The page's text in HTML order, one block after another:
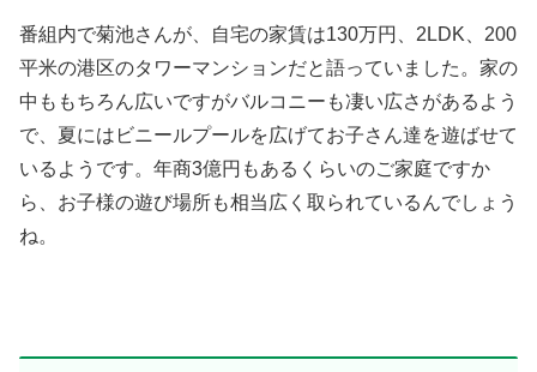
番組内で菊池さんが、自宅の家賃は130万円、2LDK、200
平米の港区のタワーマンションだと語っていました。家の
中ももちろん広いですがバルコニーも凄い広さがあるよう
で、夏にはビニールプールを広げてお子さん達を遊ばせて
いるようです。年商3億円もあるくらいのご家庭ですか
ら、お子様の遊び場所も相当広く取られているんでしょう
ね。